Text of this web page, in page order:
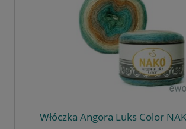
Włóczka Angora Luks Color